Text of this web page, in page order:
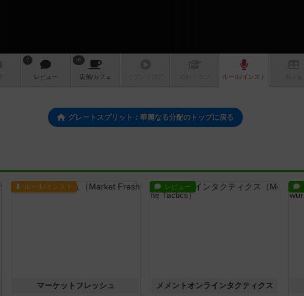
7
レビュー
59
店舗/カフェ ルール/インスト
グレートスプリット：華麗なる分配のトップに戻る
ルール/インスト
マーケットフレッシュ
レビュー
メメントオンラインタクティクス